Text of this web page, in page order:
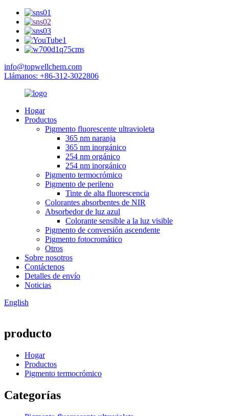
info@topwellchem.com
Llámanos: +86-312-3022806
Hogar
Productos
Pigmento fluorescente ultravioleta
365 nm naranja
365 nm inorgánico
254 nm orgánico
254 nm inorgánico
Pigmento termocrómico
Pigmento de perileno
Tinte de alta fluorescencia
Colorantes absorbentes de NIR
Absorbedor de luz azul
Colorante sensible a la luz visible
Pigmento de conversión ascendente
Pigmento fotocromático
Otros
Sobre nosotros
Contáctenos
Detalles de envío
Noticias
English
producto
Hogar
Productos
Pigmento termocrómico
Categorías